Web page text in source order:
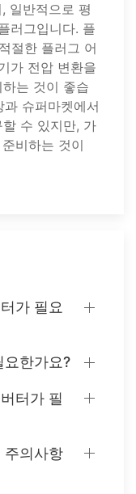
일반적으로 평
러그입니다. 플
절한 플러그 어
가 전압 변환을
는 것이 좋습
슈퍼마켓에서
수 있지만, 가
비하는 것이
가 필요
요한가요?
터가 필
주의사항